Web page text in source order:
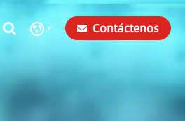
Contáctenos